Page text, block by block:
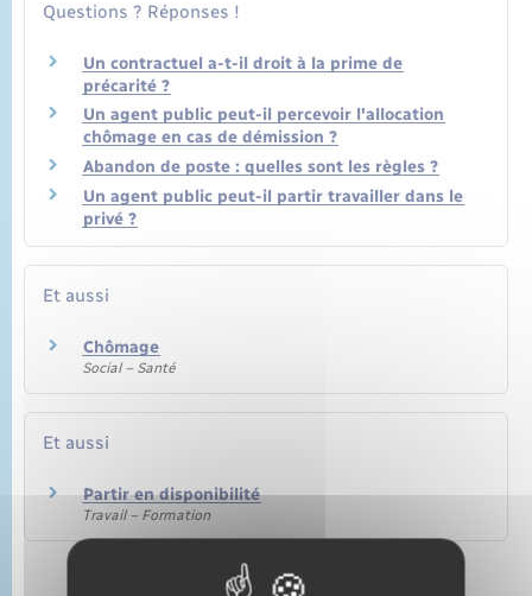
Questions ? Réponses !
Un contractuel a-t-il droit à la prime de
précarité ?
Un agent public peut-il percevoir l'allocation
chômage en cas de démission ?
Abandon de poste : quelles sont les règles ?
Un agent public peut-il partir travailler dans le
privé ?
Et aussi
Chômage
Social – Santé
Et aussi
Partir en disponibilité
Travail – Formation